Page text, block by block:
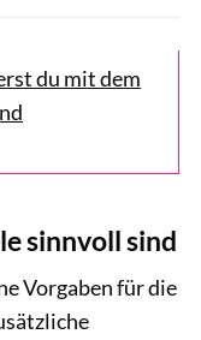
du mit dem
sinnvoll sind
Vorgaben für die